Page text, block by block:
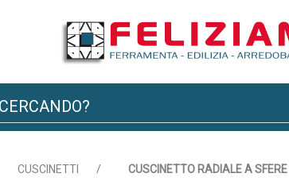
CUSCINETTI / CUSCINETTO RADIALE A